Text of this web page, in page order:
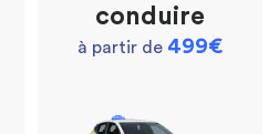
conduire
à partir de 499€